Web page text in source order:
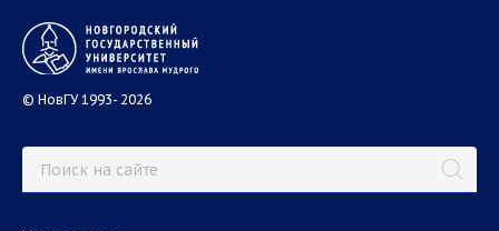
© НовГУ 1993- 2026